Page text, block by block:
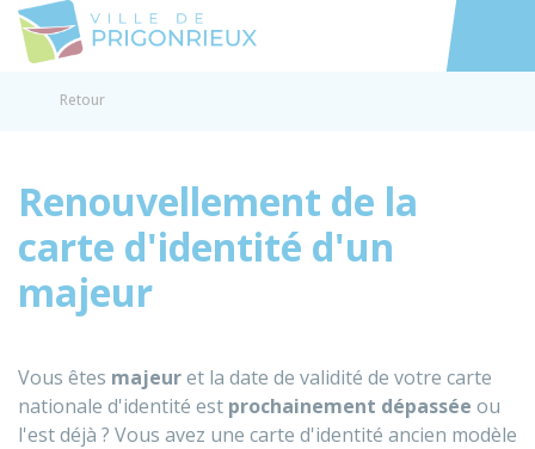
Accéder
Retour
Renouvellement de la
carte d'identité d'un
majeur
Vous êtes majeuret la date de validité de votre carte
nationale d'identité est prochainement dépassée ou
l'est déjà ? Vous avez une carte d'identité ancien modèle